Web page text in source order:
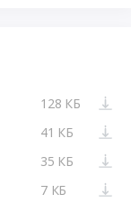
128 КБ
41 КБ
35 КБ
7 КБ